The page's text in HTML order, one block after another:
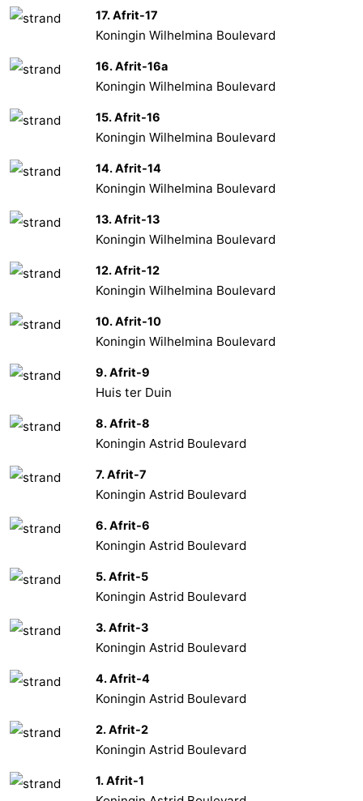
17. Afrit-17
Koningin Wilhelmina Boulevard
16. Afrit-16a
Koningin Wilhelmina Boulevard
15. Afrit-16
Koningin Wilhelmina Boulevard
14. Afrit-14
Koningin Wilhelmina Boulevard
13. Afrit-13
Koningin Wilhelmina Boulevard
12. Afrit-12
Koningin Wilhelmina Boulevard
10. Afrit-10
Koningin Wilhelmina Boulevard
9. Afrit-9
Huis ter Duin
8. Afrit-8
Koningin Astrid Boulevard
7. Afrit-7
Koningin Astrid Boulevard
6. Afrit-6
Koningin Astrid Boulevard
5. Afrit-5
Koningin Astrid Boulevard
3. Afrit-3
Koningin Astrid Boulevard
4. Afrit-4
Koningin Astrid Boulevard
2. Afrit-2
Koningin Astrid Boulevard
1. Afrit-1